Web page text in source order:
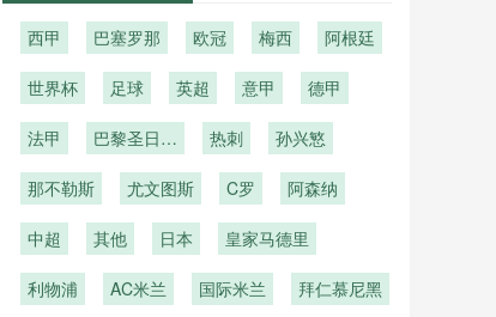
西甲 巴塞罗那 欧冠 梅西 阿根廷
世界杯 足球 英超 意甲 德甲
法甲
巴黎圣日耳
热刺 孙兴慜
那不勒斯 尤文图斯 C罗 阿森纳
中超 其他 日本 皇家马德里
利物浦 AC米兰 国际米兰 拜仁慕尼黑